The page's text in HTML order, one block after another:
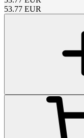
53.77 EUR